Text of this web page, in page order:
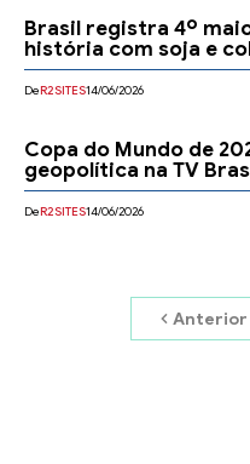
Brasil registra 4º
história com soja e
DeR2SITES14/06/2026
Copa do Mundo de
geopolítica na TV
DeR2SITES14/06/2026
Anterior